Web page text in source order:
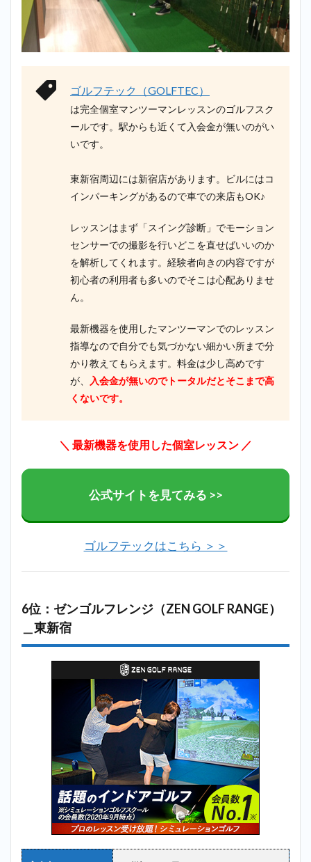
ゴルフテック（GOLFTEC）
は完全個室マンツーマンレッスンのゴルフスク
ールです。駅からも近くて入会金が無いのがい
いです。
東新宿周辺には新宿店があります。ビルにはコ
インパーキングがあるので車での来店もOK♪
レッスンはまず「スイング診断」でモーション
センサーでの撮影を行いどこを直せばいいのか
を解析してくれます。経験者向きの内容ですが
初心者の利用者も多いのでそこは心配ありませ
ん。
最新機器を使用したマンツーマンでのレッスン
指導なので自分でも気づかない細かい所まで分
かり教えてもらえます。料金は少し高めです
が、
入会金が無いのでトータルだとそこまで高
くないです。
＼ 最新機器を使用した個室レッスン ／
公式サイトを見てみる >>
ゴルフテックはこちら ＞＞
6位：ゼンゴルフレンジ（ZEN GOLF RANGE）
＿東新宿